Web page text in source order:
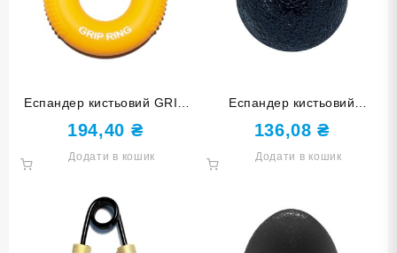
Еспандер кистьовий GRIP
RING 30 lb HQ-DD-30LB
194,40 ₴
Додати в кошик
Еспандер кистьовий
КУЛЬКА чорний DQ-W-Black
136,08₴
Додати в кошик